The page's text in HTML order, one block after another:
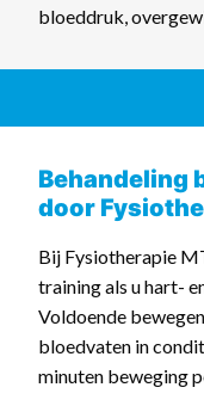
bloeddruk,
Behandeling
door
Bij Fysiotherapie
training als u hart-
Voldoende
bloedvaten in
minuten beweging